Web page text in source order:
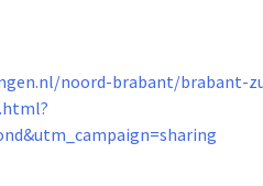
noord-brabant/brabant-